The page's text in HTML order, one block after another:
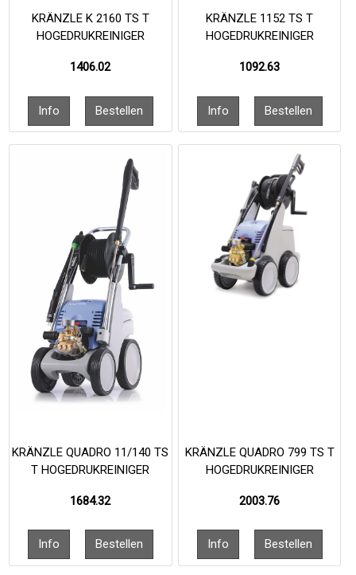
KRÄNZLE K 2160 TS T
HOGEDRUKREINIGER
1406.02
KRÄNZLE 1152 TS T
HOGEDRUKREINIGER
1092.63
KRÄNZLE QUADRO 11/140 TS
T HOGEDRUKREINIGER
1684.32
KRÄNZLE QUADRO 799 TS T
HOGEDRUKREINIGER
2003.76